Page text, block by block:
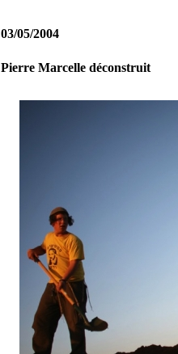
03/05/2004
Pierre Marcelle déconstruit